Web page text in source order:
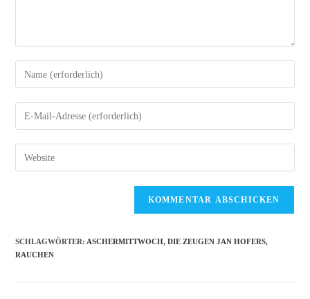
Gib
deinen
Namen
oder
zum
Kommentieren
Gib
deine
E-
Mail-
Gib
deine
(optional)
SCHLAGWÖRTER: ASCHERMITTWOCH, DIE ZEUGEN JAN HOFERS,
RAUCHEN